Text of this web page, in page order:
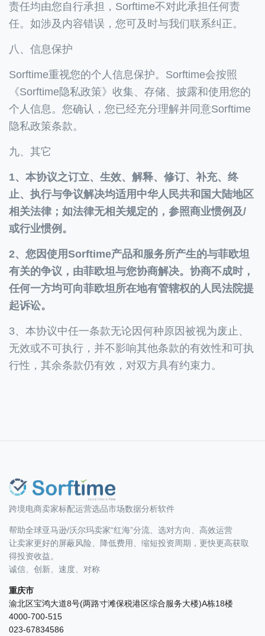
责任均由您自行承担，Sorftime不对此承担任何责
任。如涉及内容错误，您可及时与我们联系纠正。
八、信息保护
Sorftime重视您的个人信息保护。Sorftime会按照
《Sorftime隐私政策》收集、存储、披露和使用您的
个人信息。您确认，您已经充分理解并同意Sorftime
隐私政策条款。
九、其它
1、本协议之订立、生效、解释、修订、补充、终
止、执行与争议解决均适用中华人民共和国大陆地区
相关法律；如法律无相关规定的，参照商业惯例及/
或行业惯例。
2、您因使用Sorftime产品和服务所产生的与菲欧坦
有关的争议，由菲欧坦与您协商解决。协商不成时，
任何一方均可向菲欧坦所在地有管辖权的人民法院提
起诉讼。
3、本协议中任一条款无论因何种原因被视为废止、
无效或不可执行，并不影响其他条款的有效性和可执
行性，其余条款仍有效，对双方具有约束力。
跨境电商卖家标配运营选品市场数据分析软件
帮助全球亚马逊/沃尔玛卖家“红海”分流、选对方向、高效运营
让卖家更好的屏蔽风险、降低费用、缩短投资周期，更快更高获取
得投资收益。
诚信、创新、速度、对称
重庆市
渝北区宝鸿大道8号(两路寸滩保税港区综合服务大楼)A栋18楼
4000-700-515
023-67834586